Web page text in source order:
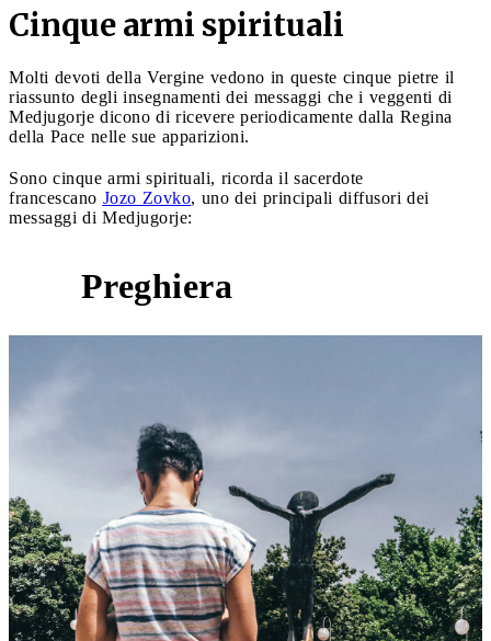
Cinque armi spirituali
Molti devoti della Vergine vedono in queste cinque pietre il
riassunto degli insegnamenti dei messaggi che i veggenti di
Medjugorje dicono di ricevere periodicamente dalla Regina
della Pace nelle sue apparizioni.
Sono cinque armi spirituali, ricorda il sacerdote
francescano Jozo Zovko, uno dei principali diffusori dei
messaggi di Medjugorje:
Preghiera